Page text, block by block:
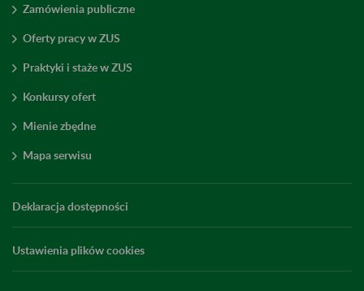
Zamówienia publiczne
Oferty pracy w ZUS
Praktyki i staże w ZUS
Konkursy ofert
Mienie zbędne
Mapa serwisu
Deklaracja dostępności
Ustawienia plików cookies